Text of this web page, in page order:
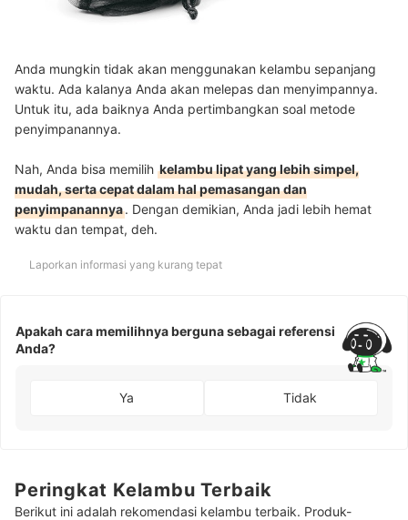
Anda mungkin tidak akan menggunakan kelambu sepanjang
waktu. Ada kalanya Anda akan melepas dan menyimpannya.
Untuk itu, ada baiknya Anda pertimbangkan soal metode
penyimpanannya.
Nah, Anda bisa memilih kelambu lipat yang lebih simpel,
mudah, serta cepat dalam hal pemasangan dan
penyimpanannya. Dengan demikian, Anda jadi lebih hemat
waktu dan tempat, deh.
Laporkan informasi yang kurang tepat
Apakah cara memilihnya berguna sebagai referensi
Anda?
Ya Tidak
Peringkat Kelambu Terbaik
Berikut ini adalah rekomendasi kelambu terbaik. Produk-